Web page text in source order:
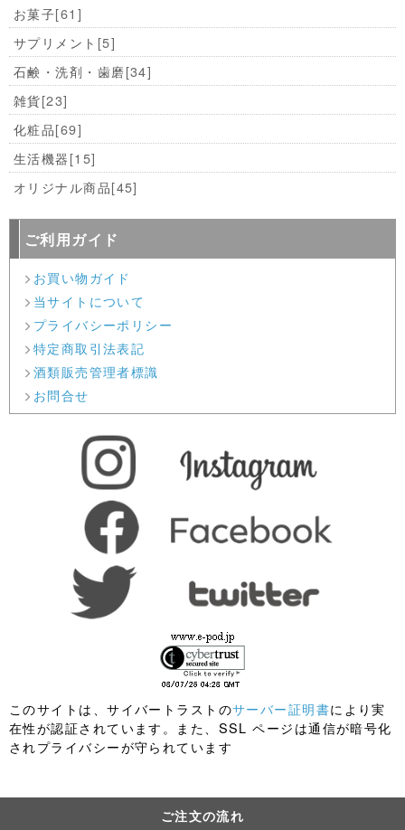
お菓子[61]
サプリメント [5]
石鹸・洗剤・歯磨[34]
雑貨[23]
化粧品[69]
生活機器[15]
オリジナル商品[45]
ご利用ガイド
お買い物ガイド
当サイトについて
プライバシーポリシー
特定商取引法表記
酒類販売管理者標識
お問合せ
このサイトは、サイバートラストのサーバー証明書により実
在性が認証されています。また、SSL ページは通信が暗号化
されプライバシーが守られています
ご注文の流れ